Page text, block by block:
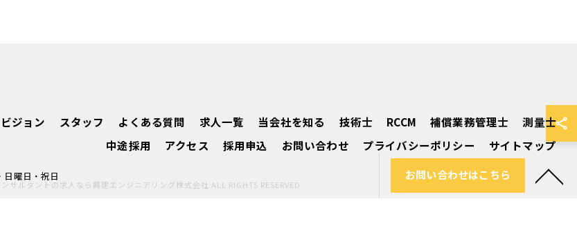
曜日・祝日 お問い合わせはこちら
ビジョン スタッフ よくある質問 求人一覧 当会社を知る 技術士 RCCM 補償業務管理士
測量士
中途採用
アクセス 採用申込 お問い合わせ プライバシーポリシー サイトマップ
サルタントの求人なら興建エンジニアリング株式会社 ALL RIGHTS RESERVED.